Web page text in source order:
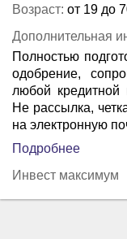
Возраст: от 19 до
Дополнительная
Полностью
одобрение,
любой
Не рассылка,
на электронную
Подробнее
Инвест максимум